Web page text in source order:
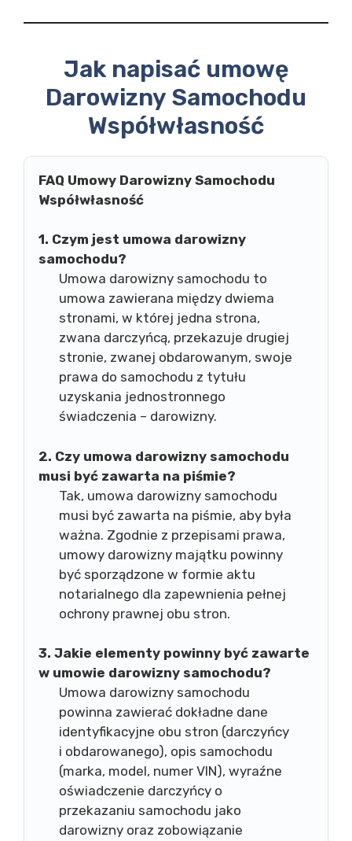
Jak napisać umowę
Darowizny Samochodu
Współwłasność
FAQ Umowy Darowizny Samochodu
Współwłasność
1. Czym jest umowa darowizny
samochodu?
Umowa darowizny samochodu to
umowa zawierana między dwiema
stronami, w której jedna strona,
zwana darczyńcą, przekazuje drugiej
stronie, zwanej obdarowanym, swoje
prawa do samochodu z tytułu
uzyskania jednostronnego
świadczenia – darowizny.
2. Czy umowa darowizny samochodu
musi być zawarta na piśmie?
Tak, umowa darowizny samochodu
musi być zawarta na piśmie, aby była
ważna. Zgodnie z przepisami prawa,
umowy darowizny majątku powinny
być sporządzone w formie aktu
notarialnego dla zapewnienia pełnej
ochrony prawnej obu stron.
3. Jakie elementy powinny być zawarte
w umowie darowizny samochodu?
Umowa darowizny samochodu
powinna zawierać dokładne dane
identyfikacyjne obu stron (darczyńcy
i obdarowanego), opis samochodu
(marka, model, numer VIN), wyraźne
oświadczenie darczyńcy o
przekazaniu samochodu jako
darowizny oraz zobowiązanie